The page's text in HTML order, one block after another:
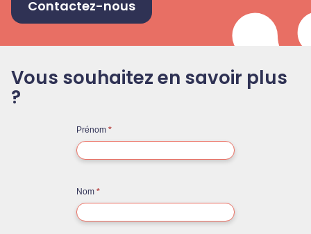
Contactez-nous
Vous souhaitez en savoir plus
?
Contact
rapide
text in
Prénom *
Nom *